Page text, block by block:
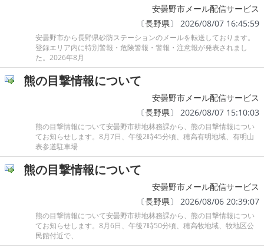
安曇野市メール配信サービス
〔長野県〕 2026/08/07 16:45:59
安曇野市から長野県砂防ステーションのメールを転送しております。
登録エリア内に特別警報・危険警報・警報・注意報が発表されまし
た。2026年8月
熊の目撃情報について
安曇野市メール配信サービス
〔長野県〕 2026/08/07 15:10:03
熊の目撃情報について安曇野市耕地林務課から、熊の目撃情報につい
てお知らせします。8月7日、午後2時45分頃、穂高有明地域、有明山
表参道駐車場
熊の目撃情報について
安曇野市メール配信サービス
〔長野県〕 2026/08/06 20:39:07
熊の目撃情報について安曇野市耕地林務課から、熊の目撃情報につい
てお知らせします。8月6日、午後7時50分頃、穂高牧地域、牧地区公
民館付近で、